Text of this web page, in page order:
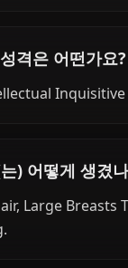
격은 어떤가요?
) 어떻게 생겼
Large Breasts